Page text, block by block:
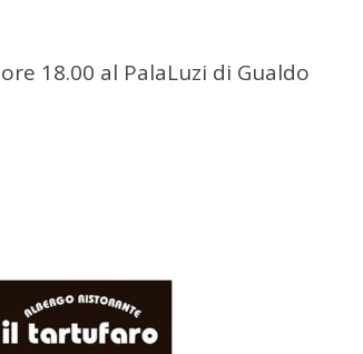
18.00 al PalaLuzi di Gualdo